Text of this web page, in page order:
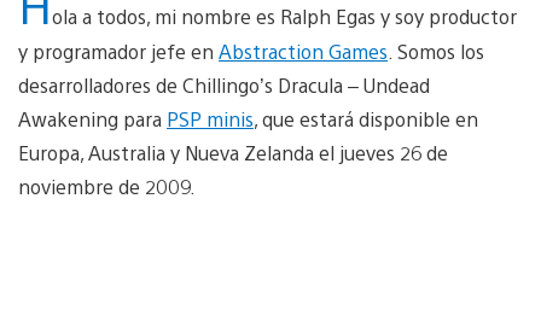
ola a todos, mi nombre es Ralph Egas y soy productor
y programador jefe en Abstraction Games . Somos los
desarrolladores de Chillingo’s Dracula – Undead
Awakening para PSP minis, que estará disponible en
Europa, Australia y Nueva Zelanda el jueves 26 de
noviembre de 2009.